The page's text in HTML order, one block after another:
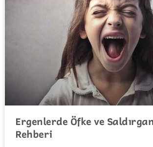
Ergenlerde Öfke ve
Rehberi